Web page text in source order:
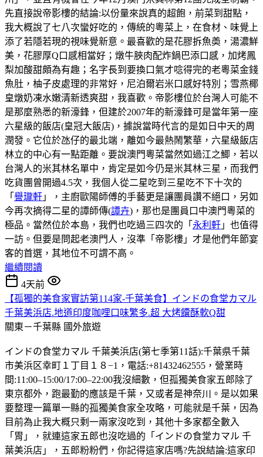
先直接說帝影樓的結論:以份量來說真的超飽，前菜到甜點，
我大概說了七八次蠻好吃的，傳統的粵菜上，在食材、味覺上
添了若隱若現的視味覺新意。最喜歡的是花膠拆魚𡙡，湯濃鮮
美，花膠厚Q口感相當好；燉牛脥肉配炸鍋巴添口感，加烤鳳
梨加酸甜頗為有趣；名字長到要換口氣才唸得完的老粵菜金錢
魚肚，柚子皮處理的非常好，尼泊爾岩米口感好特別；雪燕椰
皇燉奶凍水嫩清新透爽甜，我喜歡。帝影樓位於台灣人可能不
是那麼熟悉的新濠鋒，但建於2007年的新濠鋒可是當年第一座
六星級的飯店(皇冠大飯店)，據說當時代言的是如日中天的周
潤發。它位於氹仔的最北端，離如今最熱鬧繁華，六星級飯店
林立的中心有一點距離。要說澳門粵菜當然如過江之鯽，若以
台灣人的米其林名單中，肯定是如今仍是米其林三星，而我們
吃貨團曾開過4.5次，我個人從二星吃到三星吃不下十次的
「 譽瓏軒 」，主廚歐陽師傅的手藝更是讓團員讚不絕口，另如
今再次摘得二星的譚師傳(譚卉)，那也是團員口中澳門粵菜的
極品。當然位於本島，我們也吃過三四次的「 永利軒 」也值得
一訪。但要是問起老澳門人，沒準「帝影樓」才是他們年節宴
客的首選，其地位不可謂不高。
繼續閱讀
4天前
【孤獨的美食家實訪第114家-千葉美食】インドの食堂カマル
千葉美浜店.地道印度咖哩口味繁多.超 大烤饢酥軟Q甜
關東－千葉縣 國外旅遊
インドの食堂カマル 千葉美浜店(第七季第11話):千葉県千葉
市美浜区幸町１丁目１８−1，電話:+81432462555，營業時
間:11:00–15:00/17:00–22:00我沒細數，但孤獨美食家五郎除了
東京都外，跑最勤的應該是千葉，又或者是神奈川。是以如果
要整理一篇單一縣的孤獨美食家全攻略，可能就是千葉，因為
目前為止我大概只剩一兩家沒吃到，其他十多家都全數入
「胃」，就連這家五郎也沒吃過的「インドの食堂カマル 千
葉美浜店」，五郎粉粉們，你記得這家店嗎?先說結論:這家印